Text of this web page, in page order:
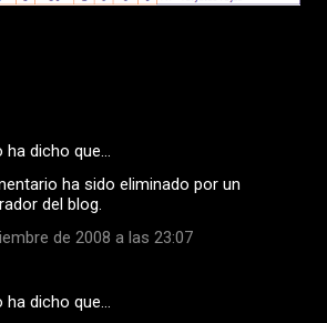
dicho que…
ha sido eliminado por un
del blog.
de 2008 a las 23:07
dicho que…